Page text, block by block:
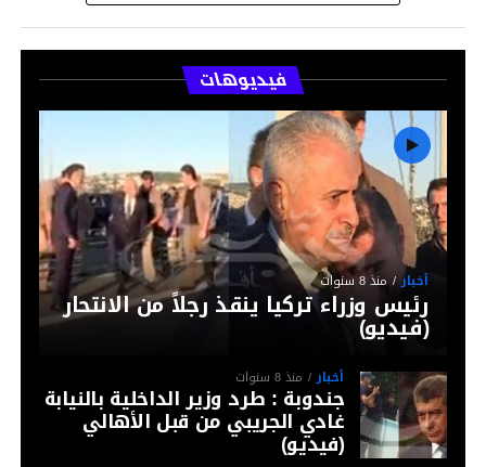
فيديوهات
أخبار منذ 8 سنوات
رئيس وزراء تركيا ينقذ رجلاً من الانتحار
(فيديو)
أخبار منذ 8 سنوات
جندوبة : طرد وزير الداخلية بالنيابة
غادي الجريبي من قبل الأهالي
(فيديو)